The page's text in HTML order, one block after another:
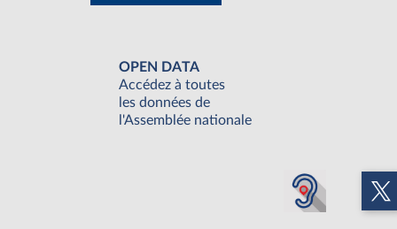
OPEN DATA
Accédez à toutes
les données de
l'Assemblée nationale